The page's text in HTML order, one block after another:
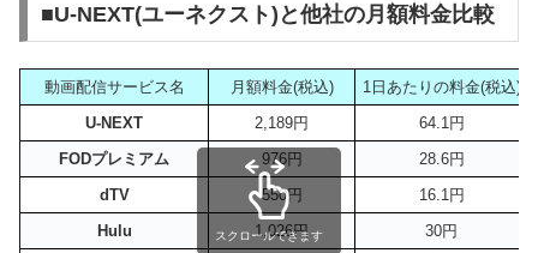
■U-NEXT(ユーネクスト)と他社の月額料金比較
動画配信サービス名 月額料金(税込)
1日あたりの料金(税込)
U-NEXT
2,189円
64.1円
FODプレミアム
976円
28.6円
dTV
550円
16.1円
Hulu
1,026円
30円
スクロールできます